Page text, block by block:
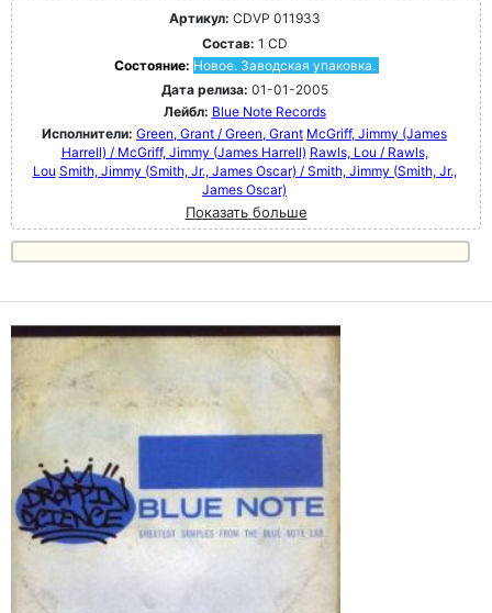
Артикул: CDVP 011933
Состав: 1 CD
Состояние: Новое. Заводская упаковка.
Дата релиза: 01-01-2005
Лейбл: Blue Note Records
Исполнители: Green, Grant / Green, Grant McGriff, Jimmy (James
Harrell) / McGriff, Jimmy (James Harrell) Rawls, Lou / Rawls,
Lou Smith, Jimmy (Smith, Jr., James Oscar) / Smith, Jimmy (Smith, Jr.,
James Oscar)
Показать больше